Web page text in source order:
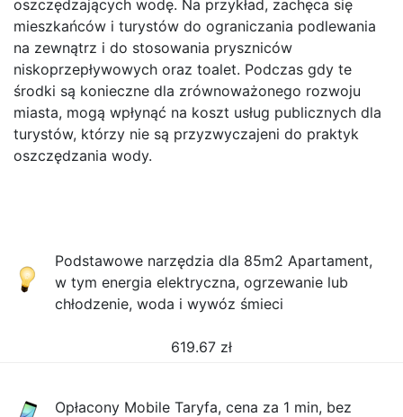
oszczędzających wodę. Na przykład, zachęca się
mieszkańców i turystów do ograniczania podlewania
na zewnątrz i do stosowania pryszniców
niskoprzepływowych oraz toalet. Podczas gdy te
środki są konieczne dla zrównoważonego rozwoju
miasta, mogą wpłynąć na koszt usług publicznych dla
turystów, którzy nie są przyzwyczajeni do praktyk
oszczędzania wody.
Podstawowe narzędzia dla 85m2 Apartament,
w tym energia elektryczna, ogrzewanie lub
chłodzenie, woda i wywóz śmieci
619.67 zł
Opłacony Mobile Taryfa, cena za 1 min, bez